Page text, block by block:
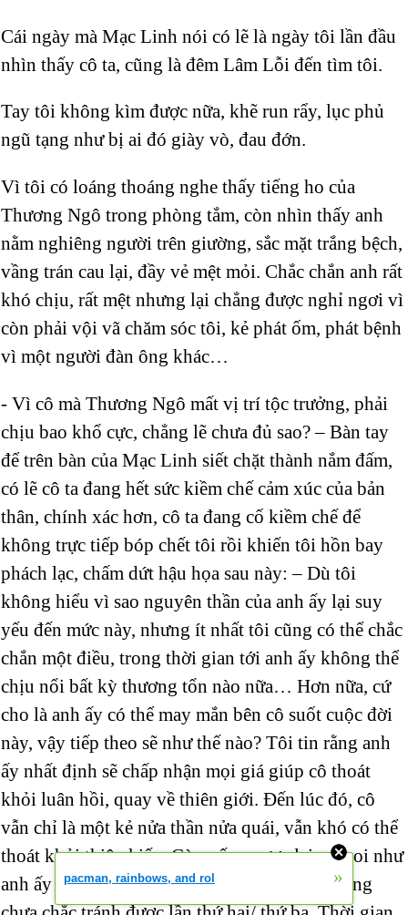
Cái ngày mà Mạc Linh nói có lẽ là ngày tôi lần đầu
nhìn thấy cô ta, cũng là đêm Lâm Lỗi đến tìm tôi.
Tay tôi không kìm được nữa, khẽ run rẩy, lục phủ
ngũ tạng như bị ai đó giày vò, đau đớn.
Vì tôi có loáng thoáng nghe thấy tiếng ho của
Thương Ngô trong phòng tắm, còn nhìn thấy anh
nằm nghiêng người trên giường, sắc mặt trắng bệch,
vầng trán cau lại, đầy vẻ mệt mỏi. Chắc chắn anh rất
khó chịu, rất mệt nhưng lại chẳng được nghỉ ngơi vì
còn phải vội vã chăm sóc tôi, kẻ phát ốm, phát bệnh
vì một người đàn ông khác…
- Vì cô mà Thương Ngô mất vị trí tộc trưởng, phải
chịu bao khổ cực, chẳng lẽ chưa đủ sao? – Bàn tay
để trên bàn của Mạc Linh siết chặt thành nắm đấm,
có lẽ cô ta đang hết sức kiềm chế cảm xúc của bản
thân, chính xác hơn, cô ta đang cố kiềm chế để
không trực tiếp bóp chết tôi rồi khiến tôi hồn bay
phách lạc, chấm dứt hậu họa sau này: – Dù tôi
không hiểu vì sao nguyên thần của anh ấy lại suy
yếu đến mức này, nhưng ít nhất tôi cũng có thể chắc
chắn một điều, trong thời gian tới anh ấy không thể
chịu nổi bất kỳ thương tổn nào nữa… Hơn nữa, cứ
cho là anh ấy có thể may mắn bên cô suốt cuộc đời
này, vậy tiếp theo sẽ như thế nào? Tôi tin rằng anh
ấy nhất định sẽ chấp nhận mọi giá giúp cô thoát
khỏi luân hồi, quay về thiên giới. Đến lúc đó, cô
vẫn chỉ là một kẻ nửa thần nửa quái, vẫn khó có thể
thoát khỏi thiên kiếp. Còn nếu ngược lại, cứ coi như
anh ấy có thể giúp cô tránh được lần này, nhưng
pacman, rainbows, and rol »